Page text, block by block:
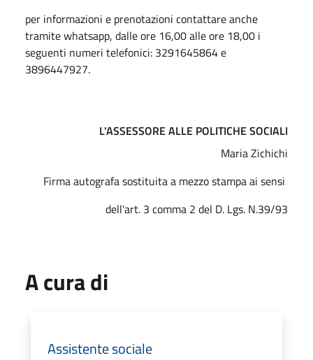
per informazioni e prenotazioni contattare anche
tramite whatsapp, dalle ore 16,00 alle ore 18,00 i
seguenti numeri telefonici: 3291645864 e
3896447927.
L'ASSESSORE ALLE POLITICHE SOCIALI
Maria Zichichi
Firma autografa sostituita a mezzo stampa ai sensi
dell'art. 3 comma 2 del D. Lgs. N.39/93
A cura di
Assistente sociale